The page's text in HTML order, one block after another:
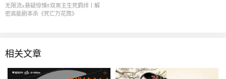
无限流x悬疑惊悚#双男主生死羁绊丨解
密高能剧本杀《死亡万花筒》
相关文章